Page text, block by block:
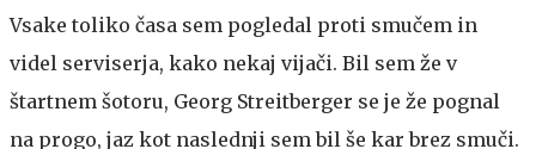
Vsake toliko časa sem pogledal proti smučem in
videl serviserja, kako nekaj vijači. Bil sem že v
štartnem šotoru, Georg Streitberger se je že pognal
na progo, jaz kot naslednji sem bil še kar brez smuči.